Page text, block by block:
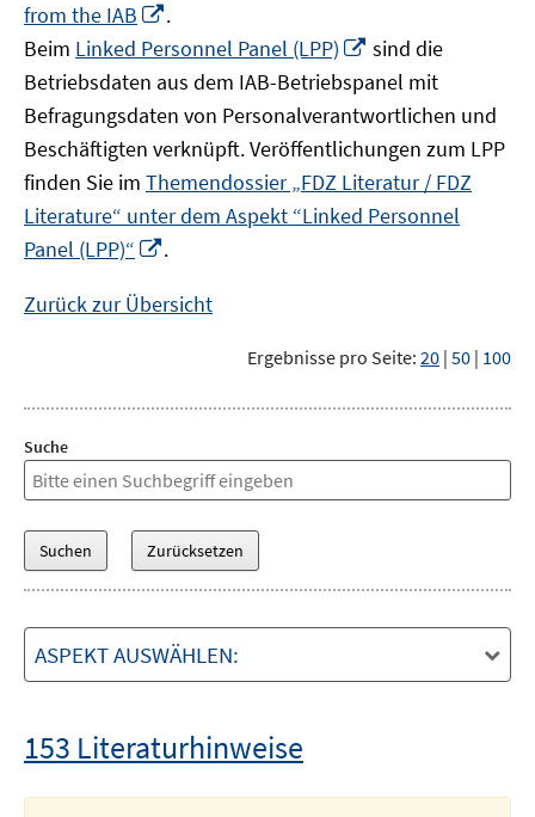
from the IAB
neuem
Fenster
öffnen
.
Beim Linked Personnel Panel (LPP)
In
neuem
Fenster
öffnen
sind die
Betriebsdaten aus dem IAB-Betriebspanel mit
Befragungsdaten von Personalverantwortlichen und
Beschäftigten verknüpft. Veröffentlichungen zum LPP
finden Sie im Themendossier „FDZ Literatur / FDZ
Literature“ unter dem Aspekt “Linked Personnel
Panel (LPP)“
Fenster
.
Zurück zur Übersicht
Ergebnisse pro Seite: 20 | 50 | 100
Suche
ASPEKT AUSWÄHLEN:
153 Literaturhinweise